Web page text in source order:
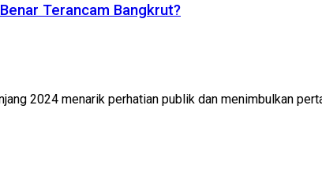
Terancam Bangkrut?
2024 menarik perhatian publik dan menimbulkan